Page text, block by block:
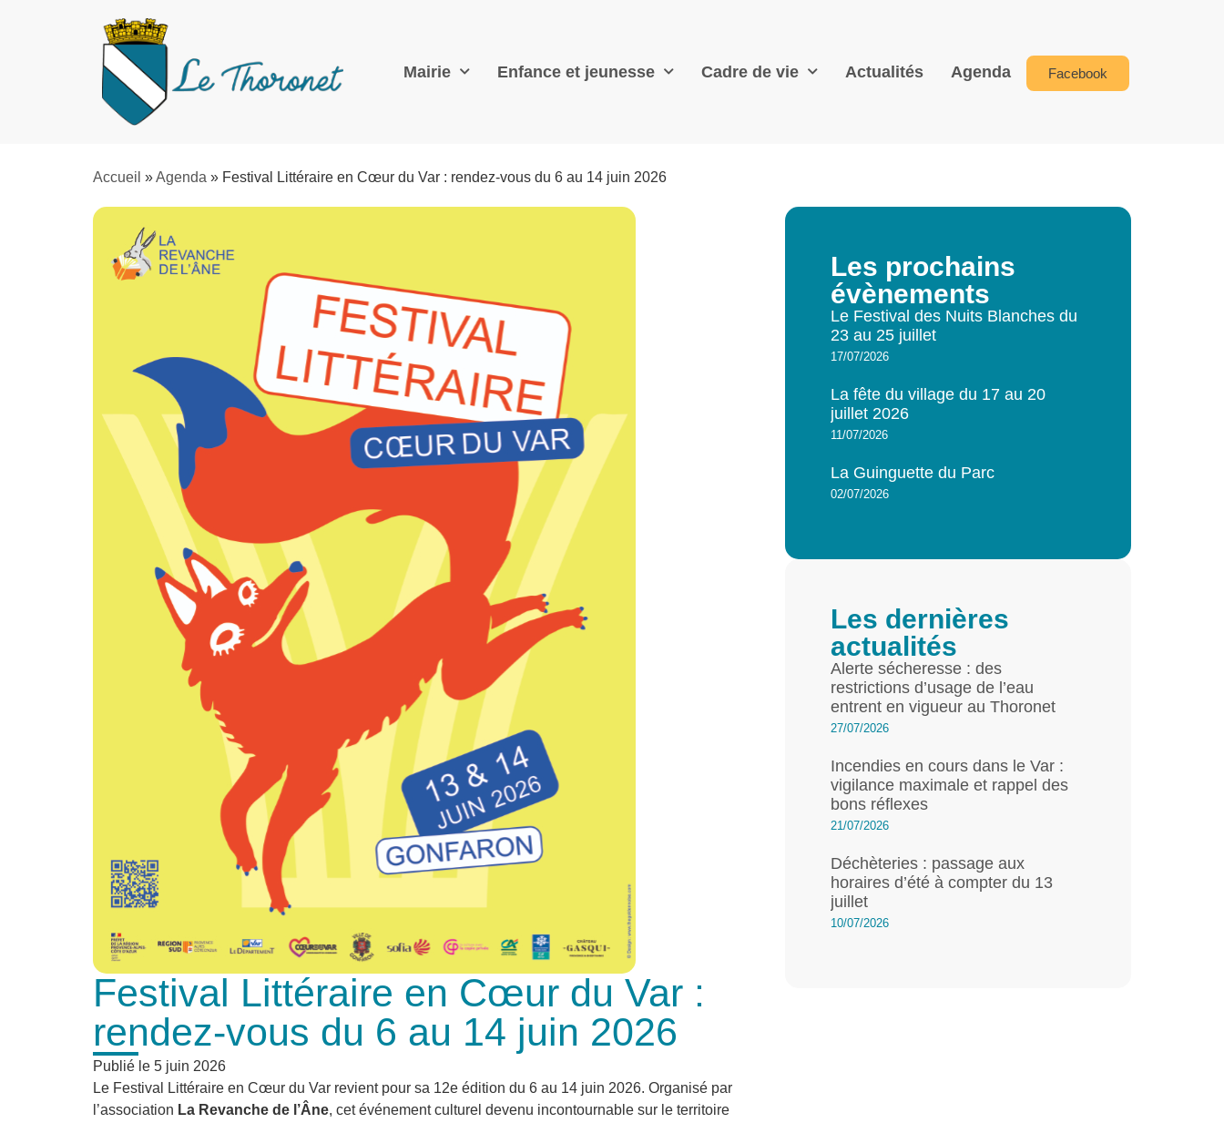
Mairie Enfance et jeunesse Cadre de vie Actualités Agenda Facebook
Accueil »Agenda » Festival Littéraire en Cœur du Var : rendez-vous du 6 au 14 juin 2026
Festival Littéraire en Cœur du Var :
rendez-vous du 6 au 14 juin 2026
Publié le 5 juin 2026
Le Festival Littéraire en Cœur du Var revient pour sa 12e édition du 6 au 14 juin 2026. Organisé par
l’association La Revanche de l’Âne, cet événement culturel devenu incontournable sur le territoire
Les prochains
évènements
Le Festival des Nuits Blanches du
23 au 25 juillet
17/07/2026
La fête du village du 17 au 20
juillet 2026
11/07/2026
La Guinguette du Parc
02/07/2026
Les dernières
actualités
Alerte sécheresse : des
restrictions d’usage de l’eau
entrent en vigueur au Thoronet
27/07/2026
Incendies en cours dans le Var :
vigilance maximale et rappel des
bons réflexes
21/07/2026
Déchèteries : passage aux
horaires d’été à compter du 13
juillet
10/07/2026